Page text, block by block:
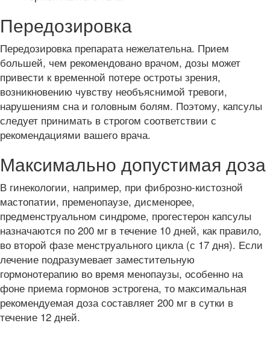
Передозировка
Передозировка препарата нежелательна. Прием
большей, чем рекомендовано врачом, дозы может
привести к временной потере остроты зрения,
возникновению чувству необъяснимой тревоги,
нарушениям сна и головным болям. Поэтому, капсулы
следует принимать в строгом соответствии с
рекомендациями вашего врача.
Максимально допустимая доза
В гинекологии, например, при фиброзно-кистозной
мастопатии, пременопаузе, дисменорее,
предменструальном синдроме, прогестерон капсулы
назначаются по 200 мг в течение 10 дней, как правило,
во второй фазе менструального цикла (с 17 дня). Если
лечение подразумевает заместительную
гормонотерапию во время менопаузы, особенно на
фоне приема гормонов эстрогена, то максимальная
рекомендуемая доза составляет 200 мг в сутки в
течение 12 дней.